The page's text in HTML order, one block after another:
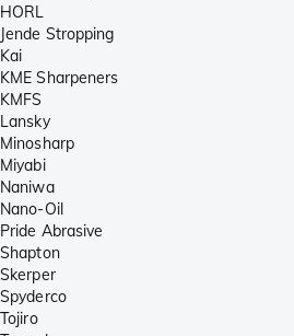
HORL
Jende Stropping
Kai
KME Sharpeners
KMFS
Lansky
Minosharp
Miyabi
Naniwa
Nano-Oil
Pride Abrasive
Shapton
Skerper
Spyderco
Tojiro